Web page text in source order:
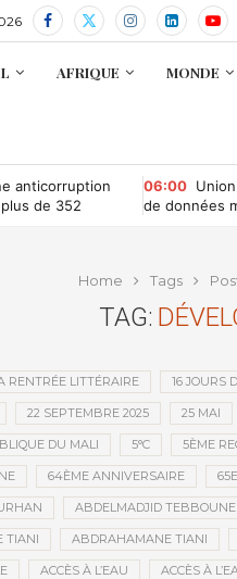
AFRIQUE MONDE
anticorruption
de 352
06:00
de données
Home Tags
TAG:
RENTRÉE LITTÉRAIRE 16 JOURS
22 SEPTEMBRE 2025 25 MAI
DU MALI 5°C 5ÈME
64ÈME ANNIVERSAIRE
ABDELMADJID TEBBOUNE
TIANI ABDRAHAMANE TIANI
ACCÈS À L’EAU ACCÈS À